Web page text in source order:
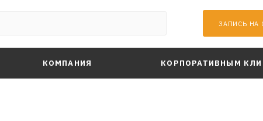
ЗАПИСЬ НА
КОМПАНИЯ КОРПОРАТИВНЫМ